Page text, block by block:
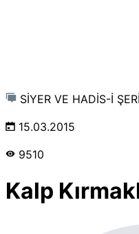
SİYER VE HADİS-İ
15.03.2015
9510
Kalp